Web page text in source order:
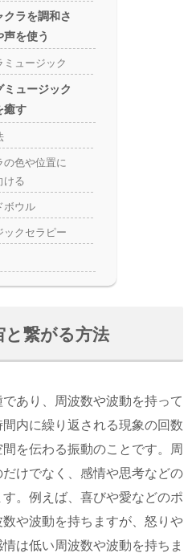
クラを調和さ
を使う
ミュージック
ミュージック
癒す
の色や位置に
ける
ボウル
ックセラピー
と繋がる方法
あり、周波数や波動を持って
内に繰り返される現象の回数
を伝わる振動のことです。周
けでなく、感情や思考などの
。例えば、喜びや愛などのポ
や波動を持ちますが、怒りや
は低い周波数や波動を持ちま